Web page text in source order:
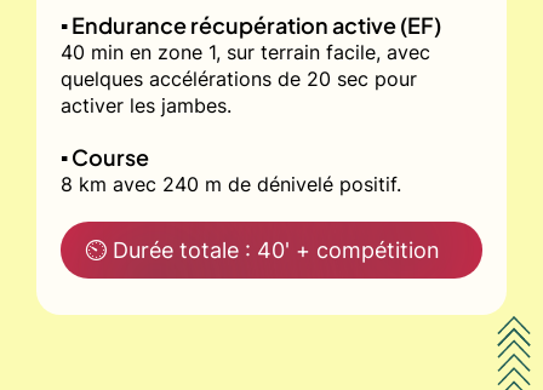
▪️ Endurance récupération active (EF)
40 min en zone 1, sur terrain facile, avec
quelques accélérations de 20 sec pour
activer les jambes.
▪️ Course
8 km avec 240 m de dénivelé positif.
⏲ Durée totale : 40' + compétition